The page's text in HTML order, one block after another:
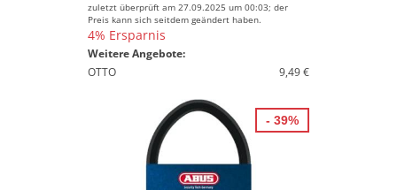
zuletzt überprüft am 27.09.2025 um 00:03; der
Preis kann sich seitdem geändert haben.
4% Ersparnis
Weitere Angebote:
OTTO
9,49 €
- 39%